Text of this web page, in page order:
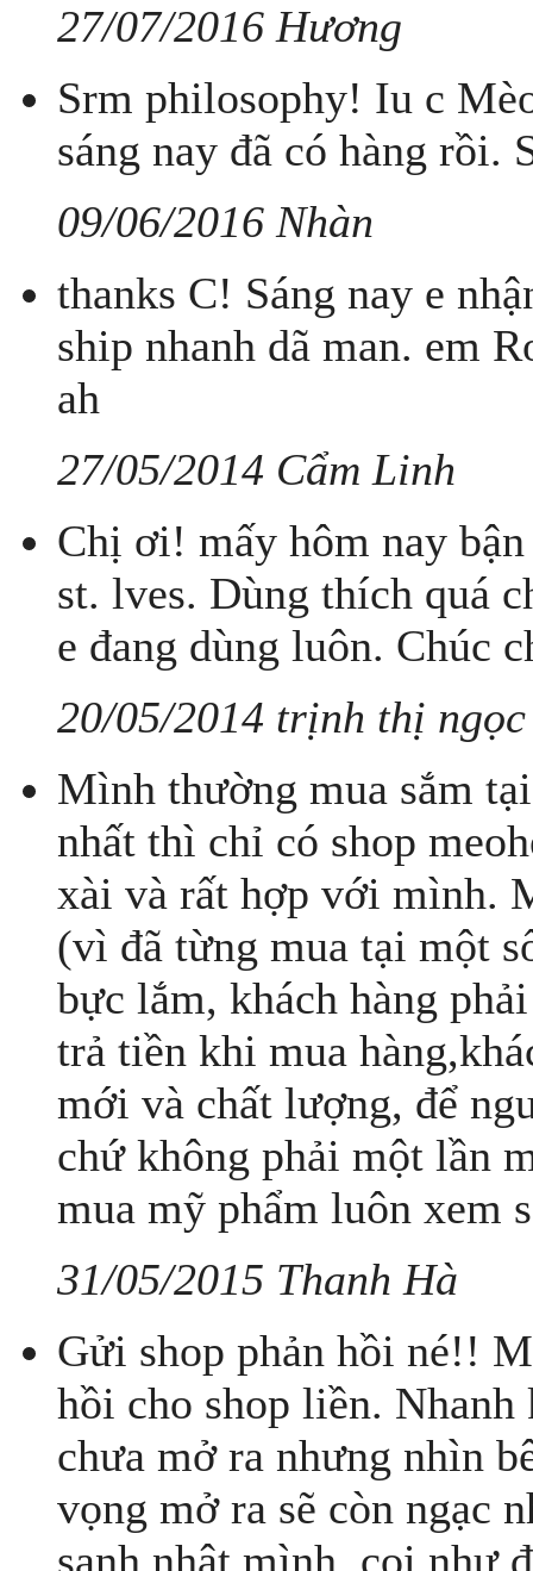
27/07/2016 Hương
Srm philosophy! Iu c
sáng nay đã có hàng rồi.
09/06/2016 Nhàn
thanks C! Sáng nay e
ship nhanh dã man. em
ah
27/05/2014 Cẩm Linh
Chị ơi! mấy hôm nay
st. lves. Dùng thích quá
e đang dùng luôn. Chúc
20/05/2014 trịnh thị ngọc
Mình thường mua sắm
nhất thì chỉ có shop
xài và rất hợp với mình.
(vì đã từng mua tại một
bực lắm, khách hàng
trả tiền khi mua
mới và chất lượng, để
chứ không phải một lần
mua mỹ phẩm luôn xem
31/05/2015 Thanh Hà
Gửi shop phản hồi né!!
hồi cho shop liền.
chưa mở ra nhưng nhìn
vọng mở ra sẽ còn ngạc
sanh nhật mình, coi như